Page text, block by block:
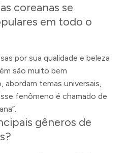
coreanas se
em todo o
por sua qualidade e beleza
são muito bem
abordam temas universais,
fenômeno é chamado de
gêneros de